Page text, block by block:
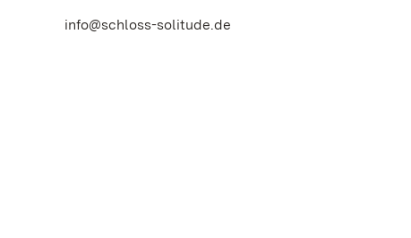
info@schloss-solitude.de